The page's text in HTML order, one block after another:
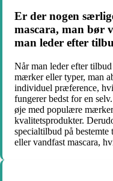
Er der nogen
mascara, man bør
man leder efter
Når man leder efter
mærker eller typer, man
individuel præference,
fungerer bedst for en
øje med populære
kvalitetsprodukter.
specialtilbud på bestemte
eller vandfast mascara,